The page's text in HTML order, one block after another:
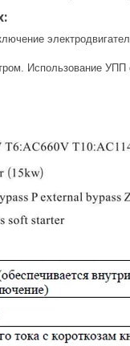
Использование